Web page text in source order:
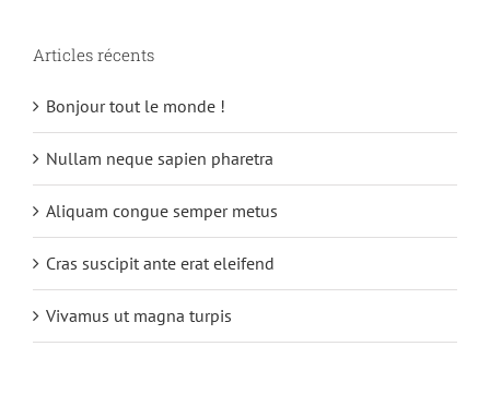
Articles récents
Bonjour tout le monde !
Nullam neque sapien pharetra
Aliquam congue semper metus
Cras suscipit ante erat eleifend
Vivamus ut magna turpis